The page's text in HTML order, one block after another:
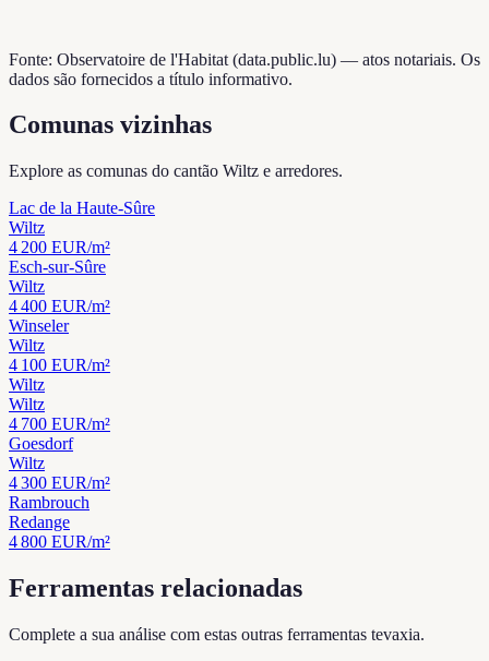
Fonte: Observatoire de l'Habitat (data.public.lu) — atos notariais. Os
dados são fornecidos a título informativo.
Comunas vizinhas
Explore as comunas do cantão Wiltz e arredores.
Lac de la Haute-Sûre
Wiltz
4 200 EUR/m²
Esch-sur-Sûre
Wiltz
4 400 EUR/m²
Winseler
Wiltz
4 100 EUR/m²
Wiltz
Wiltz
4 700 EUR/m²
Goesdorf
Wiltz
4 300 EUR/m²
Rambrouch
Redange
4 800 EUR/m²
Ferramentas relacionadas
Complete a sua análise com estas outras ferramentas tevaxia.